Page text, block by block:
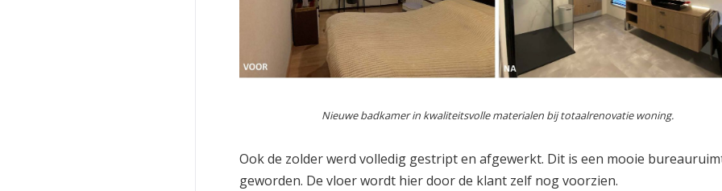
Nieuwe badkamer in kwaliteitsvolle materialen bij totaalrenovatie woning.
Ook de zolder werd volledig gestript en afgewerkt. Dit is een mooie
geworden. De vloer wordt hier door de klant zelf nog voorzien.